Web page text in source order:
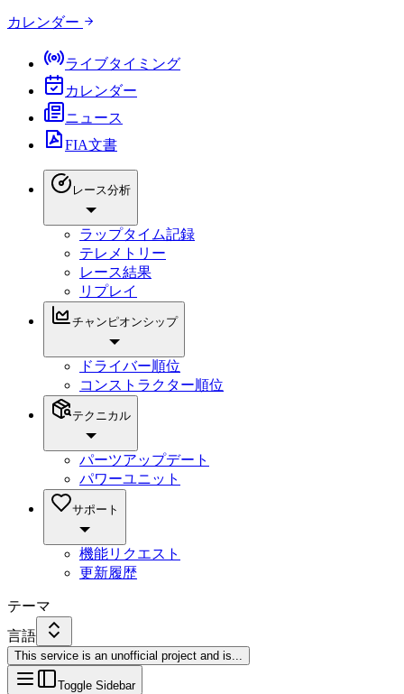
カレンダー
ライブタイミング
カレンダー
ニュース
FIA文書
レース分析
ラップタイム記録
テレメトリー
レース結果
リプレイ
チャンピオンシップ
ドライバー順位
コンストラクター順位
テクニカル
パーツアップデート
パワーユニット
サポート
機能リクエスト
更新履歴
テーマ
言語
This service is an unofficial project and is...
Toggle Sidebar